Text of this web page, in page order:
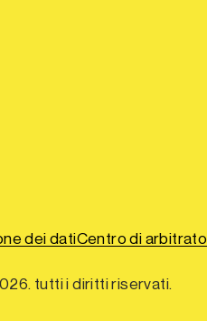
dei datiCentro di arbitrato
tutti i diritti riservati.